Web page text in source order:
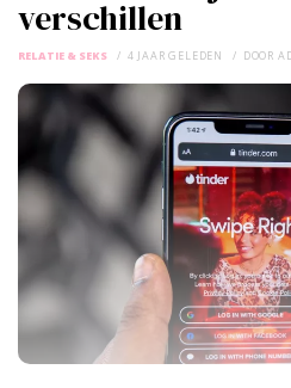
verschillen
RELATIE & SEKS 4 JAAR GELEDEN DOOR